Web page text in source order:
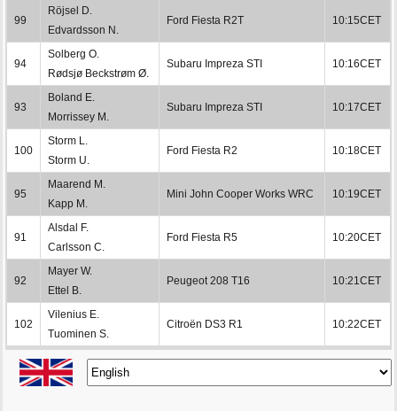
99
Röjsel D.
Edvardsson N.
Ford Fiesta R2T 10:15CET
94
Solberg O.
Rødsjø Beckstrøm Ø.
Subaru Impreza STI 10:16CET
93
Boland E.
Morrissey M.
Subaru Impreza STI 10:17CET
100
Storm L.
Storm U.
Ford Fiesta R2 10:18CET
95
Maarend M.
Kapp M.
Mini John Cooper Works WRC 10:19CET
91
Alsdal F.
Carlsson C.
Ford Fiesta R5 10:20CET
92
Mayer W.
Ettel B.
Peugeot 208 T16 10:21CET
102
Vilenius E.
Tuominen S.
Citroën DS3 R1 10:22CET